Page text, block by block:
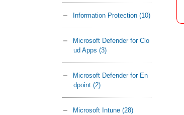
Information Protection (10)
Microsoft Defender for Clo
ud Apps (3)
Microsoft Defender for En
dpoint (2)
Microsoft Intune (28)